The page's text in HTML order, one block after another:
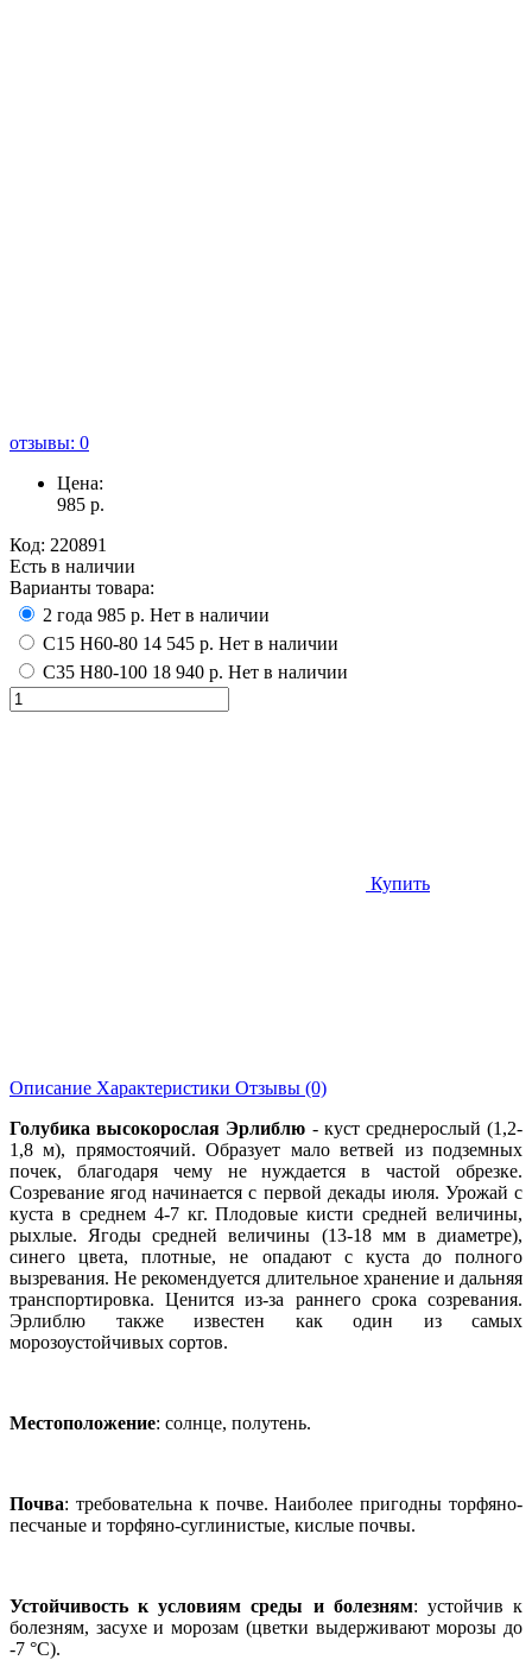
отзывы: 0
Цена:
985 р.
Код: 220891
Есть в наличии
Варианты товара:
2 года 985 р. Нет в наличии
С15 Н60-80 14 545 р. Нет в наличии
С35 Н80-100 18 940 р. Нет в наличии
Купить
Описание Характеристики Отзывы (0)
Голубика высокорослая Эрлиблю - куст среднерослый (1,2-
1,8 м), прямостоячий. Образует мало ветвей из подземных
почек, благодаря чему не нуждается в частой обрезке.
Созревание ягод начинается с первой декады июля. Урожай с
куста в среднем 4-7 кг. Плодовые кисти средней величины,
рыхлые. Ягоды средней величины (13-18 мм в диаметре),
синего цвета, плотные, не опадают с куста до полного
вызревания. Не рекомендуется длительное хранение и дальняя
транспортировка. Ценится из-за раннего срока созревания.
Эрлиблю также известен как один из самых
морозоустойчивых сортов.
Местоположение: солнце, полутень.
Почва: требовательна к почве. Наиболее пригодны торфяно-
песчаные и торфяно-суглинистые, кислые почвы.
Устойчивость к условиям среды и болезням: устойчив к
болезням, засухе и морозам (цветки выдерживают морозы до
-7 °С).